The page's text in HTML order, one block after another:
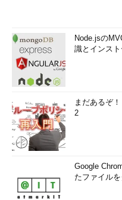
F →t
T →p
の置き換えを行うと下記の
ャレンジされている方はテ
ろう。
ED SA J
VDDthD AHB VB
Node.jsの
識とインス
まだあるぞ
2
Google
たファイル